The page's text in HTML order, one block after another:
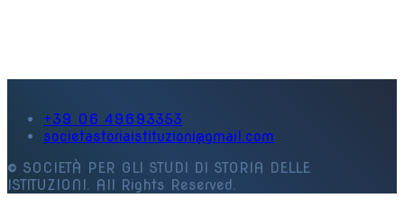
+39 06 49693353
societastoriaistituzioni@gmail.com
© SOCIETÀ PER GLI STUDI DI STORIA DELLE
ISTITUZIONI. All Rights Reserved.